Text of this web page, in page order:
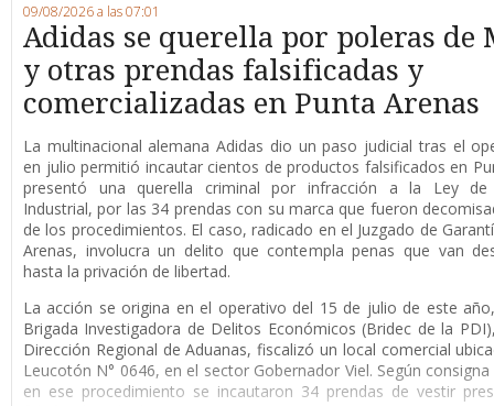
09/08/2026 a las 07:01
Adidas se querella por poleras de
y otras prendas falsificadas y
comercializadas en Punta Arenas
La multinacional alemana Adidas dio un paso judicial tras el
en julio permitió incautar cientos de productos falsificados en
presentó una querella criminal por infracción a la Ley de
Industrial, por las 34 prendas con su marca que fueron
de los procedimientos. El caso, radicado en el Juzgado de
Arenas, involucra un delito que contempla penas que van
hasta la privación de libertad.
La acción se origina en el operativo del 15 de julio de este
Brigada Investigadora de Delitos Económicos (Bridec de la
Dirección Regional de Aduanas, fiscalizó un local comercial
Leucotón N° 0646, en el sector Gobernador Viel. Según
en ese procedimiento se incautaron 34 prendas de vestir